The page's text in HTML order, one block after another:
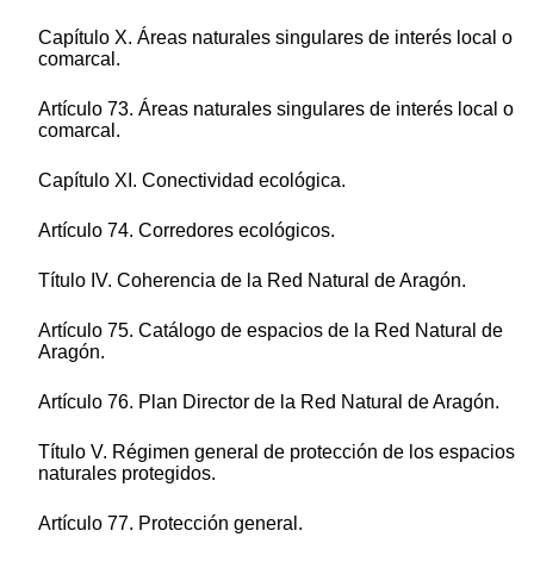
Capítulo X. Áreas naturales singulares de interés local o
comarcal.
Artículo 73. Áreas naturales singulares de interés local o
comarcal.
Capítulo XI. Conectividad ecológica.
Artículo 74. Corredores ecológicos.
Título IV. Coherencia de la Red Natural de Aragón.
Artículo 75. Catálogo de espacios de la Red Natural de
Aragón.
Artículo 76. Plan Director de la Red Natural de Aragón.
Título V. Régimen general de protección de los espacios
naturales protegidos.
Artículo 77. Protección general.